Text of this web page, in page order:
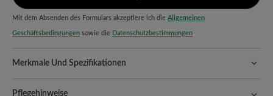
Mit dem Absenden des Formulars akzeptiere ich die Allgemeinen
Geschäftsbedingungen sowie die Datenschutzbestimmungen
Merkmale Und Spezifikationen
Natürlich geformte Schuhe, handgefertigt hergestellt.
Pflegehinweise